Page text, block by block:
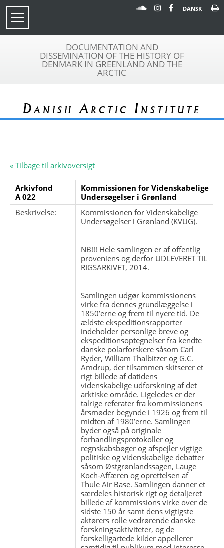
DANSK
DOCUMENTATION AND
DISSEMINATION OF THE HISTORY OF
DENMARK IN GREENLAND AND THE
ARCTIC
Danish Arctic Institute
« Tilbage til arkivoversigt
Arkivfond
A 022
Kommissionen for Videnskabelige
Undersøgelser i Grønland
Beskrivelse:
Kommissionen for Videnskabelige
Undersøgelser i Grønland (KVUG).
NB!!! Hele samlingen er af offentlig
proveniens og derfor UDLEVERET TIL
RIGSARKIVET, 2014.
Samlingen udgør kommissionens
virke fra dennes grundlæggelse i
1850’erne og frem til nyere tid. De
ældste ekspeditionsrapporter
indeholder personlige breve og
ekspeditionsoptegnelser fra kendte
danske polarforskere såsom Carl
Ryder, William Thalbitzer og G.C.
Amdrup, der tilsammen skitserer et
rigt billede af datidens
videnskabelige udforskning af det
arktiske område. Ligeledes er der
talrige referater fra kommissionens
årsmøder begynde i 1926 og frem til
midten af 1980’erne. Samlingen
byder også på originale
forhandlingsprotokoller og
regnskabsbøger og afspejler vigtige
politiske og videnskabelige debatter
såsom Østgrønlandssagen, Lauge
Koch-Affæren og oprettelsen af
Thule Air Base. Samlingen danner et
særdeles historisk rigt og detaljeret
billede af kommissions virke over de
sidste 150 år samt dens vigtigste
aktørers rolle vedrørende danske
forskningsaktiviteter, og de
forskelligartede kilder appellerer